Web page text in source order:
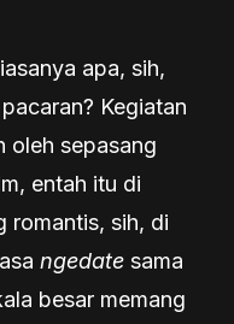
apa, sih,
Kegiatan
oleh sepasang
entah itu di
romantis, sih, di
ngedate sama
besar memang